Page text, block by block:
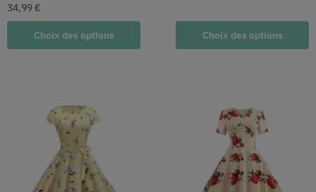
34,99 €
Choix des options Choix des options